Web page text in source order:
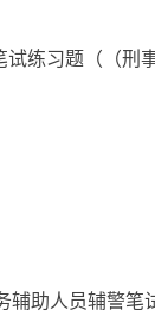
试练习题（（刑
辅助人员辅警笔